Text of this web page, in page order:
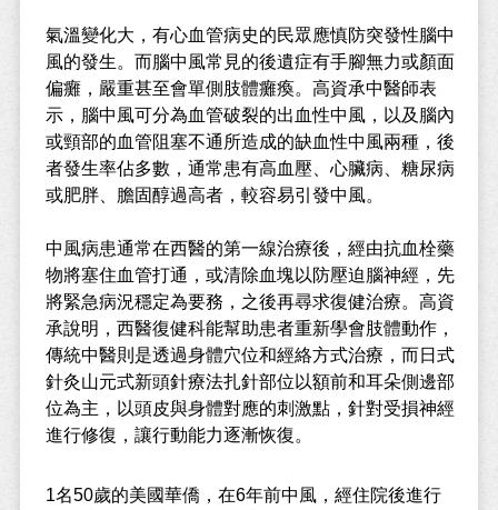
氣溫變化大，有心血管病史的民眾應慎防突發性腦中
風的發生。而腦中風常見的後遺症有手腳無力或顏面
偏癱，嚴重甚至會單側肢體癱瘓。高資承中醫師表
示，腦中風可分為血管破裂的出血性中風，以及腦內
或頸部的血管阻塞不通所造成的缺血性中風兩種，後
者發生率佔多數，通常患有高血壓、心臟病、糖尿病
或肥胖、膽固醇過高者，較容易引發中風。
中風病患通常在西醫的第一線治療後，經由抗血栓藥
物將塞住血管打通，或清除血塊以防壓迫腦神經，先
將緊急病況穩定為要務，之後再尋求復健治療。高資
承說明，西醫復健科能幫助患者重新學會肢體動作，
傳統中醫則是透過身體穴位和經絡方式治療，而日式
針灸山元式新頭針療法扎針部位以額前和耳朵側邊部
位為主，以頭皮與身體對應的刺激點，針對受損神經
進行修復，讓行動能力逐漸恢復。
1名50歲的美國華僑，在6年前中風，經住院後進行